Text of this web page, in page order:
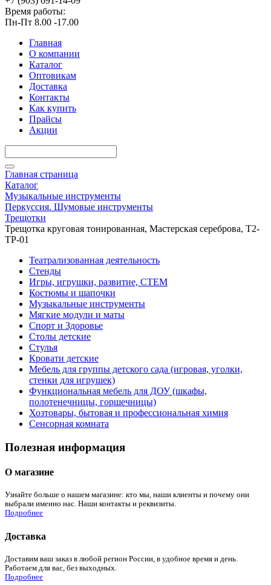
Время работы:
Пн-Пт 8.00 -17.00
Главная
О компании
Каталог
Оптовикам
Доставка
Контакты
Как купить
Прайсы
Акции
Главная страница
Каталог
Музыкальные инструменты
Перкуссия. Шумовые инструменты
Трещотки
Трещотка круговая тонированная, Мастерская сереброва, Т2-
ТР-01
Театрализованная деятельность
Стенды
Игры, игрушки, развитие, СТЕМ
Костюмы и шапочки
Музыкальные инструменты
Мягкие модули и маты
Спорт и Здоровье
Столы детские
Стулья
Кровати детские
Мебель для группы детского сада (игровая, уголки,
стенки для игрушек)
Функциональная мебель для ДОУ (шкафы,
полотенечницы, горшечницы)
Хозтовары, бытовая и профессиональная химия
Сенсорная комната
Полезная информация
О магазине
Узнайте больше о нашем магазине: кто мы, наши клиенты и почему они
выбрали именно нас. Наши контакты и реквизиты.
Подробнее
Доставка
Доставим ваш заказ в любой регион России, в удобное время и день.
Работаем для вас, без выходных.
Подробнее